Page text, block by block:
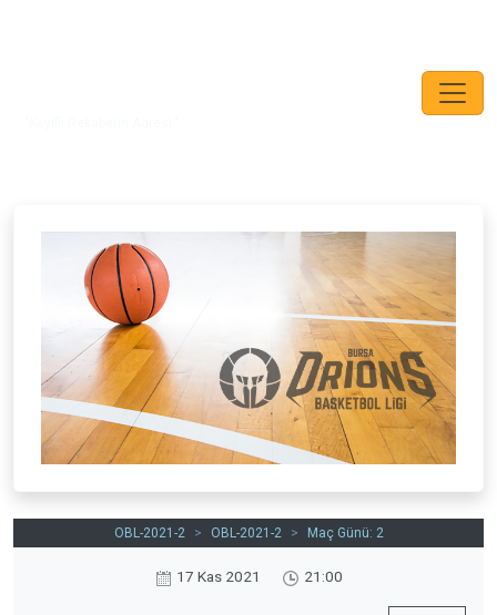
OBL-2021-2 > OBL-2021-2 > Maç Günü: 2
17 Kas 2021 21:00